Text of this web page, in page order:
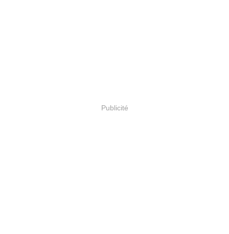
Publicité